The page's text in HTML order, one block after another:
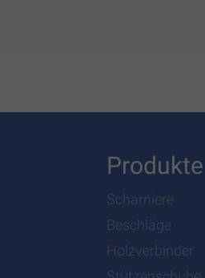
Produkte
Scharniere
Beschläge
Holzverbinder